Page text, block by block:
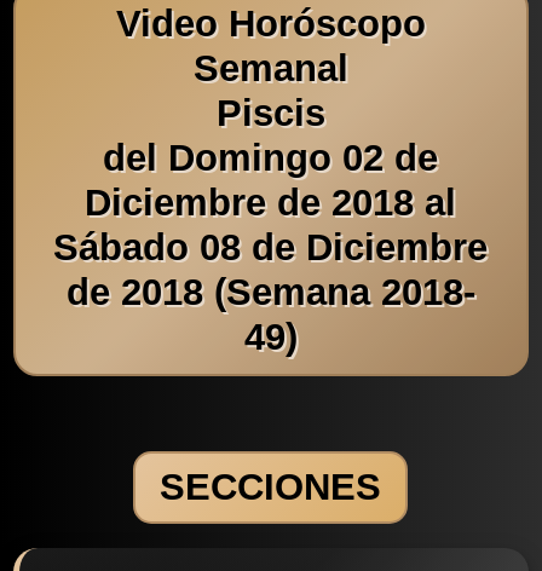
Video Horóscopo
Semanal
Piscis
del Domingo 02 de
Diciembre de 2018 al
Sábado 08 de Diciembre
de 2018 (Semana 2018-
49)
SECCIONES